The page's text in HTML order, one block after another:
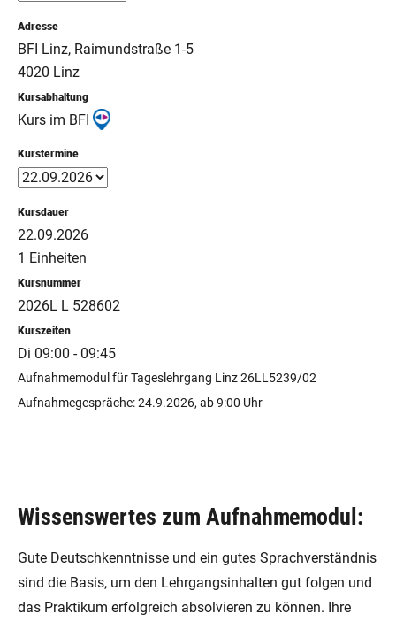
Wissenswertes zum Aufnahmemodul:
Gute Deutschkenntnisse und ein gutes Sprachverständnis
sind die Basis, um den Lehrgangsinhalten gut folgen und
das Praktikum erfolgreich absolvieren zu können. Ihre
Adresse
BFI Linz, Raimundstraße 1-5
4020 Linz
Kursabhaltung
Kurs im BFI
Kurstermine
Kursdauer
22.09.2026
1 Einheiten
Kursnummer
2026L L 528602
Kurszeiten
Di 09:00 - 09:45
Aufnahmemodul für Tageslehrgang Linz 26LL5239/02
Aufnahmegespräche: 24.9.2026, ab 9:00 Uhr